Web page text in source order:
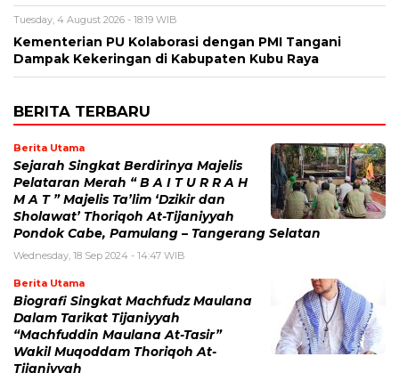
Tuesday, 4 August 2026 - 18:19 WIB
Kementerian PU Kolaborasi dengan PMI Tangani
Dampak Kekeringan di Kabupaten Kubu Raya
BERITA TERBARU
Berita Utama
Sejarah Singkat Berdirinya Majelis
Pelataran Merah “ B A I T U R R A H
M A T ” Majelis Ta’lim ‘Dzikir dan
Sholawat’ Thoriqoh At-Tijaniyyah
Pondok Cabe, Pamulang – Tangerang Selatan
Wednesday, 18 Sep 2024 - 14:47 WIB
Berita Utama
Biografi Singkat Machfudz Maulana
Dalam Tarikat Tijaniyyah
“Machfuddin Maulana At-Tasir”
Wakil Muqoddam Thoriqoh At-
Tijaniyyah